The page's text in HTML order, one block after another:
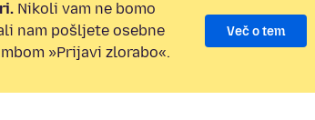
Nikoli vam ne bomo
nam pošljete osebne
»Prijavi zlorabo«.
Več o tem